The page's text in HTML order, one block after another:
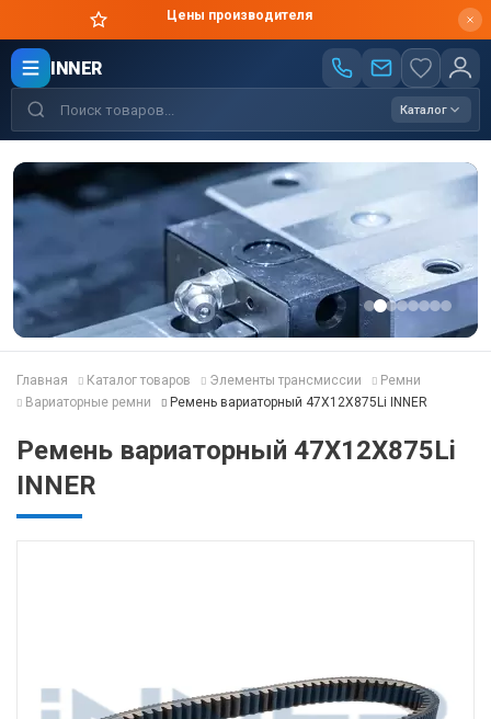
Цены производителя
INNER
Каталог
Главная Каталог товаров Элементы трансмиссии
Ремни
Вариаторные ремни
Ремень вариаторный 47X12X875Li INNER
Ремень вариаторный 47X12X875Li
INNER